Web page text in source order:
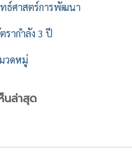
ธ์ศาสตร์การพัฒนา
รากำลัง 3 ปี
วดหมู่
นล่าสุด